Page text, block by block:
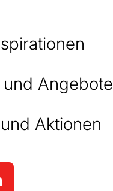
Angebote
Aktionen